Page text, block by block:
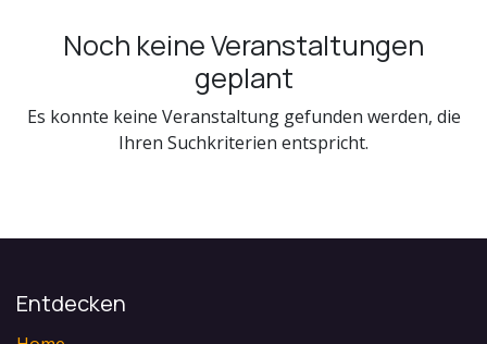
Noch keine Veranstaltungen
geplant
Es konnte keine Veranstaltung gefunden werden, die
Ihren Suchkriterien entspricht.
Entdecken